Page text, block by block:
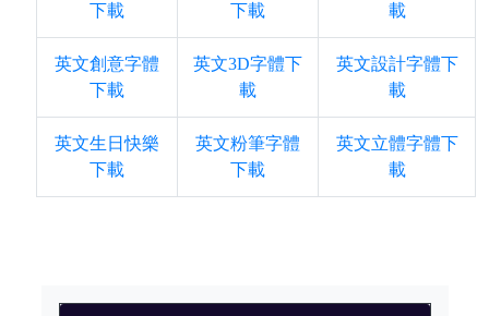
下載
下載
載
英文創意字體
下載
英文3D字體下
載
英文設計字體下
載
英文生日快樂
下載
英文粉筆字體
下載
英文立體字體下
載